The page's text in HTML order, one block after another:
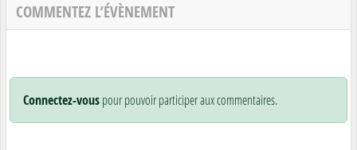
COMMENTEZ L’ÉVÈNEMENT
Connectez-vouspour pouvoir participer aux commentaires.